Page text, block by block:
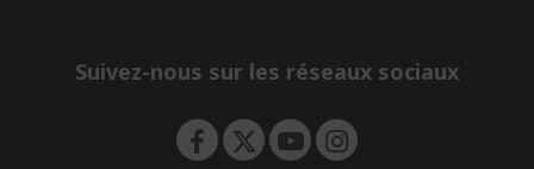
e
Suivez-nous sur les réseaux sociaux